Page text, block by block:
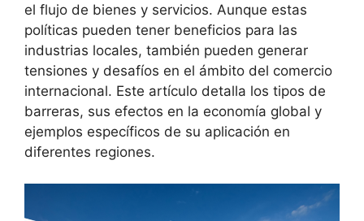
el flujo de bienes y servicios. Aunque estas
políticas pueden tener beneficios para las
industrias locales, también pueden generar
tensiones y desafíos en el ámbito del comercio
internacional. Este artículo detalla los tipos de
barreras, sus efectos en la economía global y
ejemplos específicos de su aplicación en
diferentes regiones.